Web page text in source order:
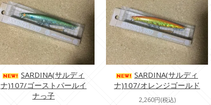
SARDINA(サルディ
ナ)107/ゴーストパールイ
ナっ子
SARDINA(サルディ
ナ)107/オレンジゴールド
2,260円(税込)